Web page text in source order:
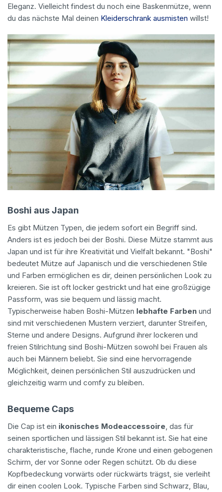
Eleganz. Vielleicht findest du noch eine Baskenmütze, wenn
du das nächste Mal deinen Kleiderschrank ausmisten willst!
Boshi aus Japan
Es gibt Mützen Typen, die jedem sofort ein Begriff sind.
Anders ist es jedoch bei der Boshi. Diese Mütze stammt aus
Japan und ist für ihre Kreativität und Vielfalt bekannt. "Boshi"
bedeutet Mütze auf Japanisch und die verschiedenen Stile
und Farben ermöglichen es dir, deinen persönlichen Look zu
kreieren. Sie ist oft locker gestrickt und hat eine großzügige
Passform, was sie bequem und lässig macht.
Typischerweise haben Boshi-Mützen lebhafte Farben und
sind mit verschiedenen Mustern verziert, darunter Streifen,
Sterne und andere Designs. Aufgrund ihrer lockeren und
freien Stilrichtung sind Boshi-Mützen sowohl bei Frauen als
auch bei Männern beliebt. Sie sind eine hervorragende
Möglichkeit, deinen persönlichen Stil auszudrücken und
gleichzeitig warm und comfy zu bleiben.
Bequeme Caps
Die Cap ist ein ikonisches Modeaccessoire , das für
seinen sportlichen und lässigen Stil bekannt ist. Sie hat eine
charakteristische, flache, runde Krone und einen gebogenen
Schirm, der vor Sonne oder Regen schützt. Ob du diese
Kopfbedeckung vorwärts oder rückwärts trägst, sie verleiht
dir einen coolen Look. Typische Farben sind Schwarz, Blau,